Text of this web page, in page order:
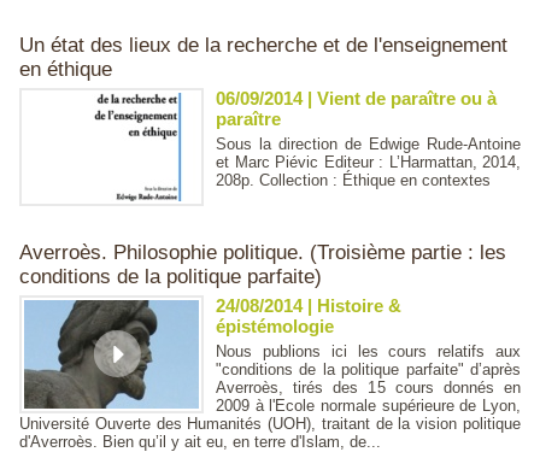
Un état des lieux de la recherche et de l'enseignement
en éthique
06/09/2014| Vient de paraître ou à
paraître
Sous la direction de Edwige Rude-Antoine
et Marc Piévic Editeur : L’Harmattan, 2014,
208p. Collection : Éthique en contextes
Averroès. Philosophie politique. (Troisième partie : les
conditions de la politique parfaite)
24/08/2014| Histoire &
épistémologie
Nous publions ici les cours relatifs aux
"conditions de la politique parfaite" d’après
Averroès, tirés des 15 cours donnés en
2009 à l'Ecole normale supérieure de Lyon,
Université Ouverte des Humanités (UOH), traitant de la vision politique
d'Averroès. Bien qu’il y ait eu, en terre d'Islam, de...